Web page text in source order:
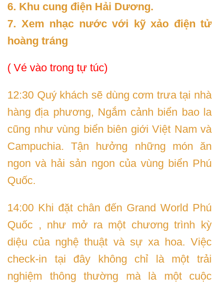
6. Khu cung điện Hải Dương.
7. Xem nhạc nước với kỹ xảo điện tử
hoàng tráng
( Vé vào trong tự túc)
12:30 Quý khách sẽ dùng cơm trưa tại nhà
hàng địa phương, Ngắm cảnh biển bao la
cũng như vùng biển biên giới Việt Nam và
Campuchia. Tận hưởng những món ăn
ngon và hải sản ngon của vùng biển Phú
Quốc.
14:00 Khi đặt chân đến Grand World Phú
Quốc , như mở ra một chương trình kỳ
diệu của nghệ thuật và sự xa hoa. Việc
check-in tại đây không chỉ là một trải
nghiệm thông thường mà là một cuộc